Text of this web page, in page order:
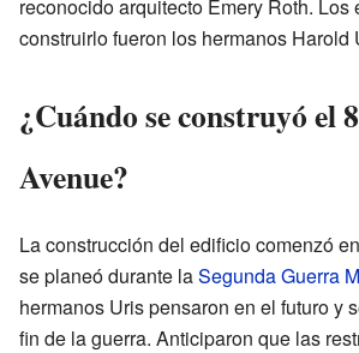
reconocido arquitecto Emery Roth. Los
construirlo fueron los hermanos Harold
¿Cuándo se construyó el
Avenue?
La construcción del edificio comenzó
se planeó durante laSegunda Guerra
hermanos Uris pensaron en el futuro y
fin de la guerra. Anticiparon que las